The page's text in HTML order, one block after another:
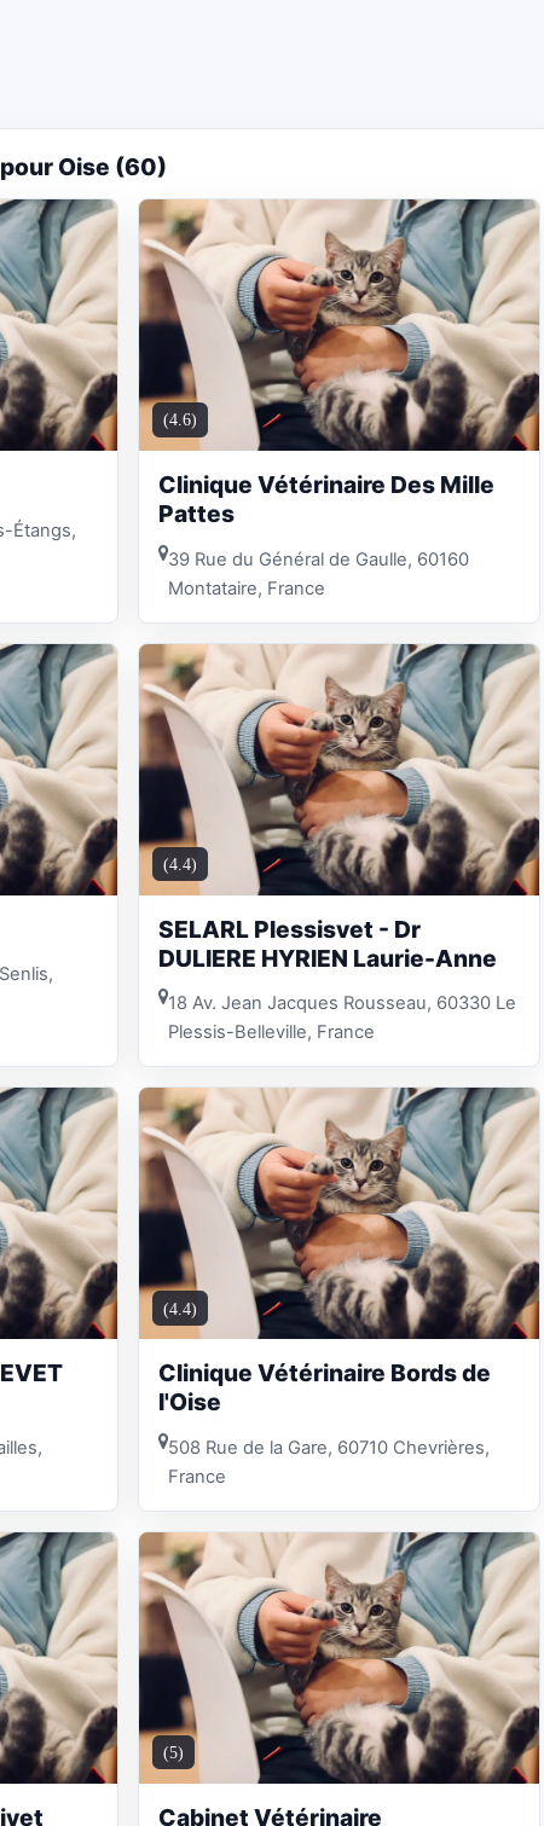
Oise (60)
Étangs,
(4.6)
Clinique Vétérinaire Des Mille
Pattes
39 Rue du Général de Gaulle, 60160
Montataire, France
(4.4)
SELARL Plessisvet - Dr
DULIERE HYRIEN Laurie-Anne
18 Av. Jean Jacques Rousseau, 60330 Le
Plessis-Belleville, France
(4.4)
Clinique Vétérinaire Bords de
l'Oise
508 Rue de la Gare, 60710 Chevrières,
France
(5)
Cabinet Vétérinaire